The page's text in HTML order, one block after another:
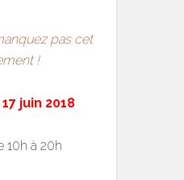
pas cet
!
juin 2018
à 20h